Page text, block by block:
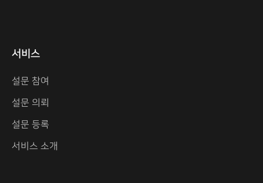
서비스
설문 참여
설문 의뢰
설문 등록
서비스 소개